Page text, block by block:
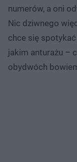
numerów, a oni
Nic dziwnego
chce się
jakim anturażu –
obydwóch